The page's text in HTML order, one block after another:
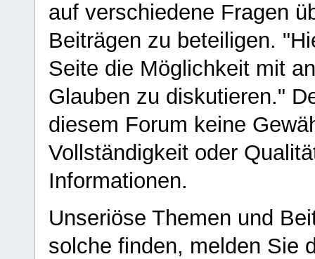
auf verschiedene Fragen
Beiträgen zu beteiligen.
Seite die Möglichkeit mit
Glauben zu diskutieren."
diesem Forum keine
Vollständigkeit oder
Informationen.
Unseriöse Themen und
solche finden, melden Sie